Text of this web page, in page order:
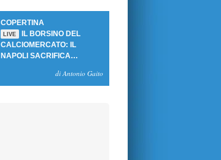
COPERTINA
LIVE
IL BORSINO DEL
CALCIOMERCATO: IL
NAPOLI SACRIFICA
SBLOCCANO ARRIVIdi Antonio Gaito